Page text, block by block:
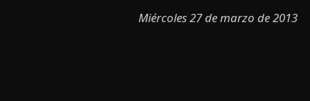
Miércoles 27 de marzo de 2013